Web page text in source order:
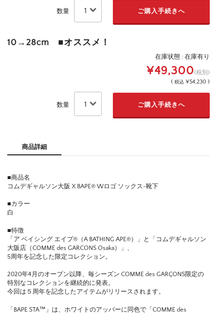
数量
10→28cm ■オススメ！
在庫状態 : 在庫有り
¥49,300(税別)
( 税込 ¥54,230 )
数量
商品詳細
■商品名
コムデギャルソン大阪 X BAPE®︎ Wロゴ ソックス-靴下
■カラー
白
■特徴
「ア ベイシング エイプ®（A BATHING APE®）」と「コムデギャルソン
大阪店（COMME des GARCONS Osaka）」、
5周年を記念した限定コレクション。
2020年4月のオープン以降、毎シーズン COMME des GARÇONS限定の
特別なコレクションを継続的に発表。
今回は５周年を記念したアイテムがリリースされます。
「BAPE STA™️」は、ホワイトのアッパーに同色で「COMME des